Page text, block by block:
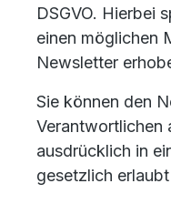
DSGVO. Hierbei
einen möglichen
Newsletter
Sie können den
Verantwortlichen
ausdrücklich in
gesetzlich